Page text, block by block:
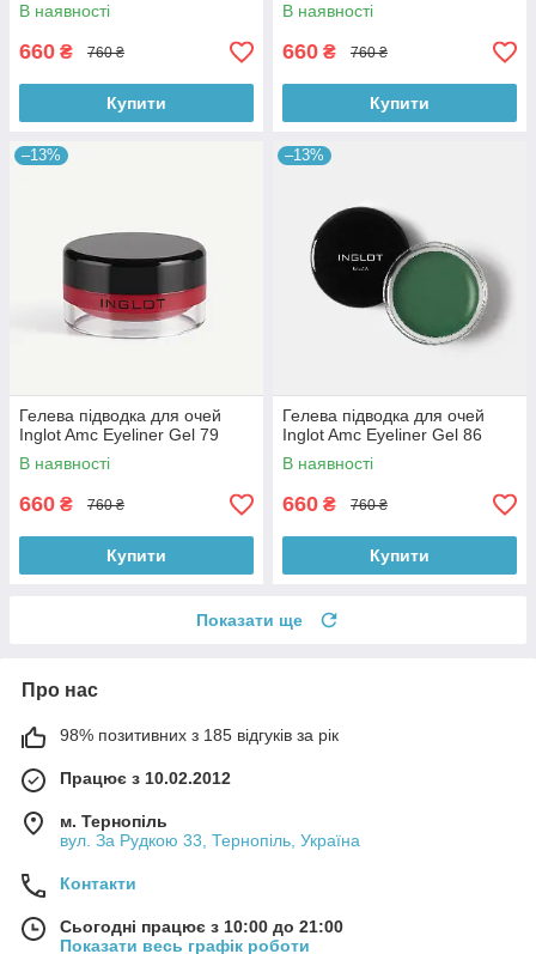
В наявності
660 ₴ 760 ₴
Купити
В наявності
660 ₴ 760 ₴
Купити
–13%
Гелева підводка для очей
Inglot Amc Eyeliner Gel 79
В наявності
660 ₴ 760 ₴
Купити
–13%
Гелева підводка для очей
Inglot Amc Eyeliner Gel 86
В наявності
660 ₴ 760 ₴
Купити
Показати ще
Про нас
98% позитивних з 185 відгуків за рік
Працює з 10.02.2012
м. Тернопіль
вул. За Рудкою 33, Тернопіль, Україна
Контакти
Сьогодні працює з 10:00 до 21:00
Показати весь графік роботи